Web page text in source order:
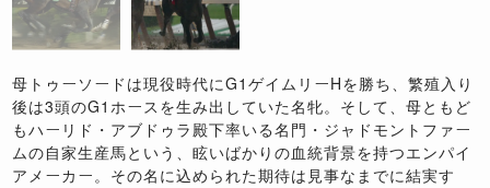
母トゥーソードは現役時代にG1ゲイムリーHを勝ち、繁殖入り
後は3頭のG1ホースを生み出していた名牝。そして、母ともど
もハーリド・アブドゥラ殿下率いる名門・ジャドモントファー
ムの自家生産馬という、眩いばかりの血統背景を持つエンパイ
アメーカー。その名に込められた期待は見事なまでに結実す